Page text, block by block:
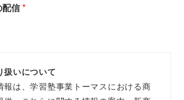
信
扱いについて
報は、学習塾事業トーマスにおける商